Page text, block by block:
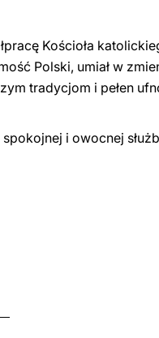
Kościoła
Polski, umiał w
tradycjom i pełen
i owocnej